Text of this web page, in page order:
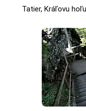
Tatier, Kráľovu